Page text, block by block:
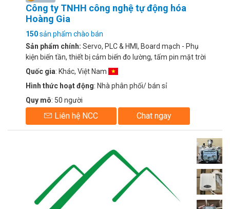
Công ty TNHH công nghệ tự động hóa
Hoàng Gia
150sản phẩm chào bán
Sản phẩm chính: Servo, PLC & HMI, Board mạch - Phụ
kiện biến tần, thiết bị cảm biến đo lường, tấm pin mặt trời
Canadian
Quốc gia: Khác, Việt Nam
Hình thức hoạt động: Nhà phân phối/ bán sỉ
Quy mô: 50 người
Liên hệ NCC Chat ngay